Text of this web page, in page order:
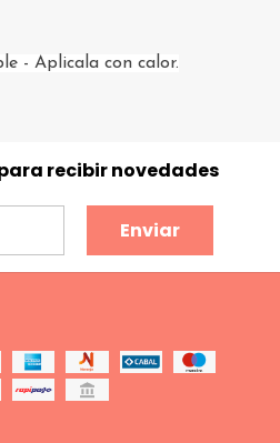
- Aplicala con calor.
recibir novedades
Enviar